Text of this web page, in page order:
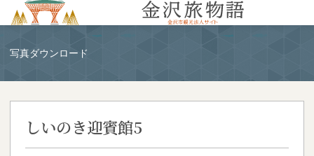
写真ダウンロード
しいのき迎賓館5